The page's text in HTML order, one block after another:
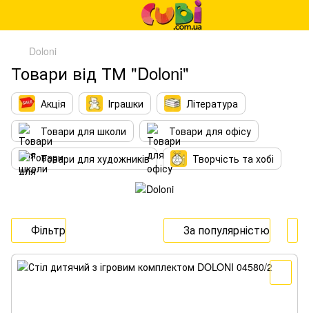
Doloni
Товари від ТМ "Doloni"
Акція Іграшки
Література
Товари для школи
Товари для офісу
Товари для художників
Творчість та хобі
Фільтр За популярністю